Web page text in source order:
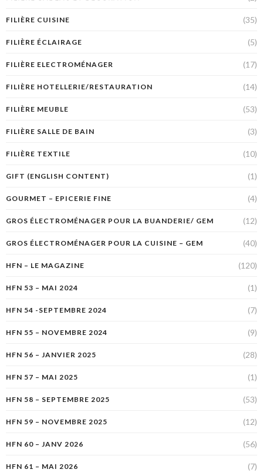
FILIÈRE CUISINE (35)
FILIÈRE ÉCLAIRAGE (5)
FILIÈRE ELECTROMÉNAGER (17)
FILIÈRE HOTELLERIE/RESTAURATION (14)
FILIÈRE MEUBLE (53)
FILIÈRE SALLE DE BAIN (3)
FILIÈRE TEXTILE (10)
GIFT (ENGLISH CONTENT) (1)
GOURMET – EPICERIE FINE (4)
GROS ÉLECTROMÉNAGER POUR LA BUANDERIE/ GEM (12)
GROS ÉLECTROMÉNAGER POUR LA CUISINE – GEM (40)
HFN – LE MAGAZINE (120)
HFN 53 – MAI 2024 (1)
HFN 54 -SEPTEMBRE 2024 (7)
HFN 55 – NOVEMBRE 2024 (9)
HFN 56 – JANVIER 2025 (28)
HFN 57 – MAI 2025 (1)
HFN 58 – SEPTEMBRE 2025 (53)
HFN 59 – NOVEMBRE 2025 (12)
HFN 60 – JANV 2026 (56)
HFN 61 – MAI 2026 (7)